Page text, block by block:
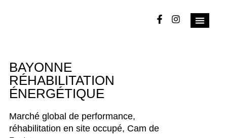
BAYONNE
RÉHABILITATION
ÉNERGÉTIQUE
Marché global de performance,
réhabilitation en site occupé, Cam de